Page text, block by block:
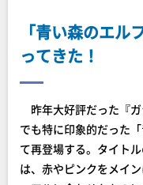
「青い森のエ
ってきた！
昨年大好評だった『
でも特に印象的だった
て再登場する。タイト
は、赤やピンクをメイ